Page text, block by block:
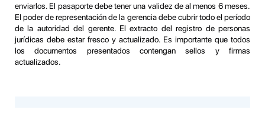
enviarlos. El pasaporte debe tener una validez de al menos 6 meses.
El poder de representación de la gerencia debe cubrir todo el período
de la autoridad del gerente. El extracto del registro de personas
jurídicas debe estar fresco y actualizado. Es importante que todos
los documentos presentados contengan sellos y firmas
actualizados.